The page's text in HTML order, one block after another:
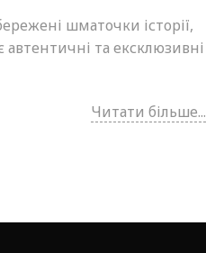
шматочки історії,
автентичні та ексклюзивні
Читати більше...